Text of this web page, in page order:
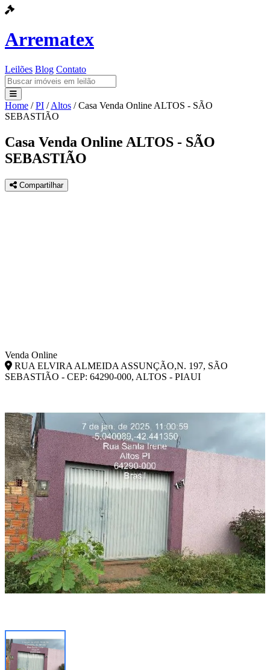
Arrematex
Leilões Blog Contato
Leilões
Blog
Contato
Home / PI / Altos / Casa Venda Online ALTOS - SÃO
SEBASTIÃO
Casa Venda Online ALTOS - SÃO
SEBASTIÃO
Compartilhar
Venda Online
RUA ELVIRA ALMEIDA ASSUNÇÃO,N. 197, SÃO
SEBASTIÃO - CEP: 64290-000, ALTOS - PIAUI